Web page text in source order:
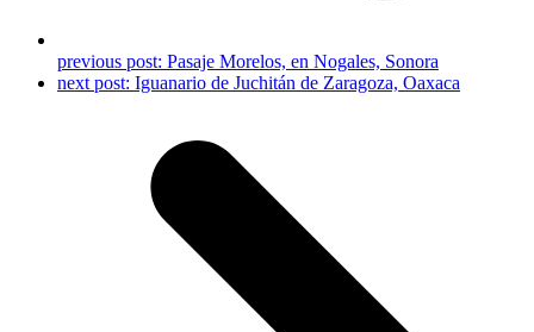
previous post: Pasaje Morelos, en Nogales, Sonora
next post: Iguanario de Juchitán de Zaragoza, Oaxaca